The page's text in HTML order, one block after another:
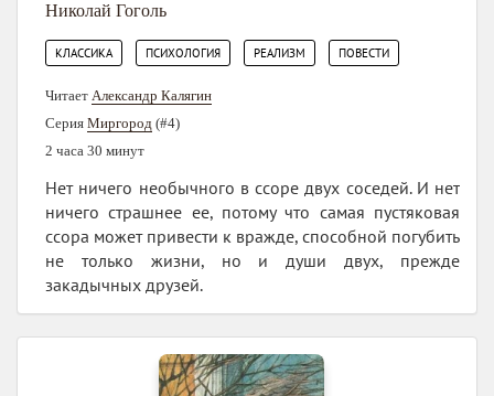
Николай Гоголь
КЛАССИКА ПСИХОЛОГИЯ РЕАЛИЗМ ПОВЕСТИ
Читает Александр Калягин
Серия Миргород (#4)
2 часа 30 минут
Нет ничего необычного в ссоре двух соседей. И нет
ничего страшнее ее, потому что самая пустяковая
ссора может привести к вражде, способной погубить
не только жизни, но и души двух, прежде
закадычных друзей.